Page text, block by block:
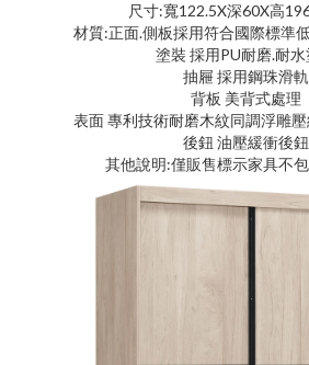
尺寸:寬122.5X深60X高
材質:正面.側板採用符合國際標準
塗裝 採用PU耐磨.耐水
抽屜 採用鋼珠滑軌
背板 美背式處理
表面 專利技術耐磨木紋同調浮雕
後鈕 油壓緩衝後鈕
其他說明:僅販售標示家具不